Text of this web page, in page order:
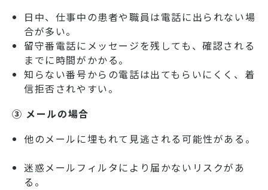
日中、仕事中の患者や職員は電話に出られない場
合が多い。
留守番電話にメッセージを残しても、確認される
までに時間がかかる。
知らない番号からの電話は出てもらいにくく、着
信拒否されやすい。
③ メールの場合
他のメールに埋もれて見逃される可能性がある。
迷惑メールフィルタにより届かないリスクがあ
る。